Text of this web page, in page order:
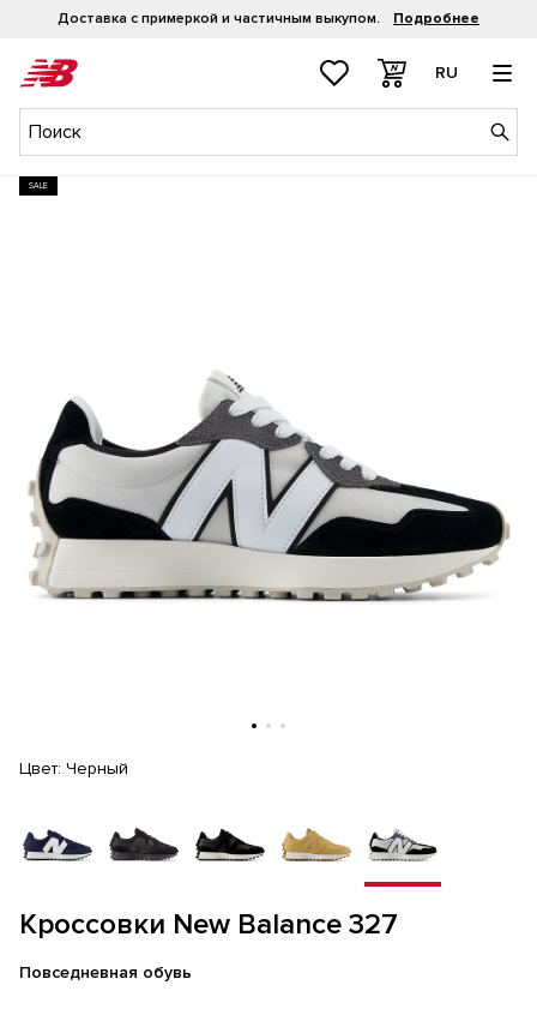
Доставка с примеркой и частичным выкупом. Подробнее
RU
SALE
Кроссовки New Balance 327
Повседневная обувь
Цвет: Черный